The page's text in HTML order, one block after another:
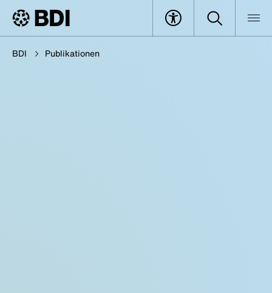
BDI Publikationen